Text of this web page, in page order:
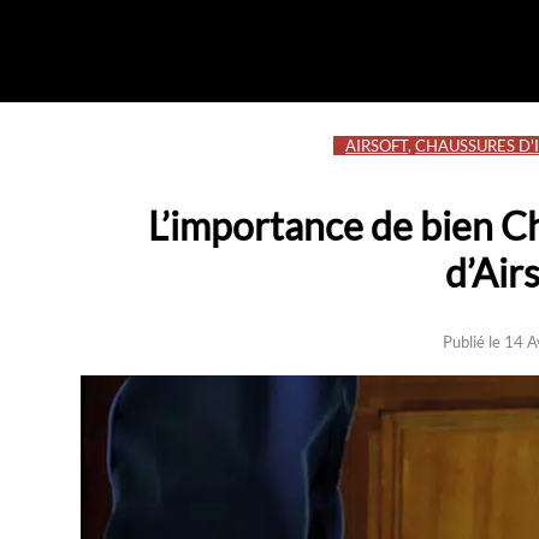
AIRSOFT,CHAUSSURES
L’importance de bien
Publié le 14